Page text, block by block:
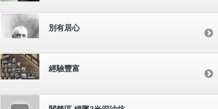
別有居心
經驗豐富